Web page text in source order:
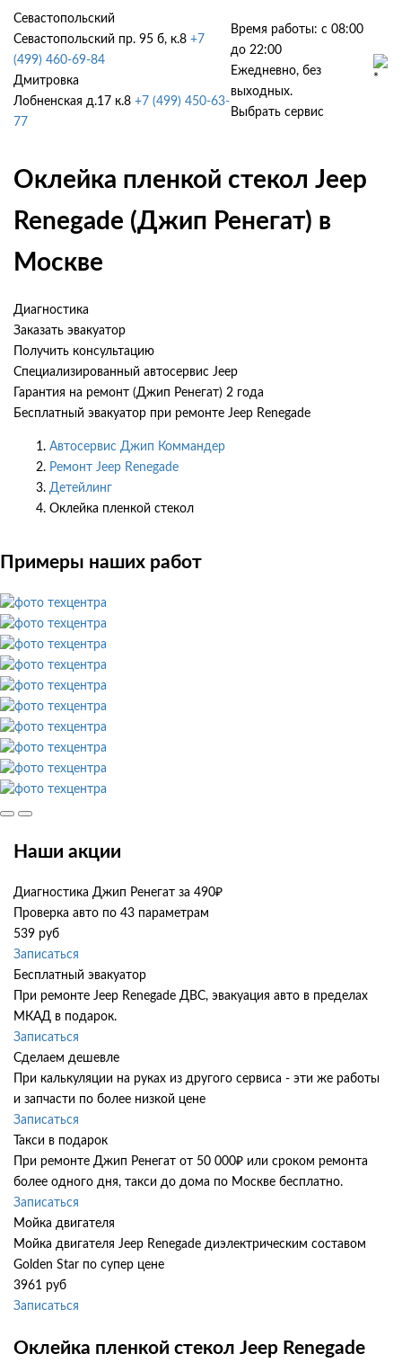
Севастопольский
Севастопольский пр. 95 б, к.8 +7
(499) 460-69-84
Дмитровка
Лобненская д.17 к.8 +7 (499) 450-63-
77
Время работы: с 08:00
до 22:00
Ежедневно, без
выходных.
Выбрать сервис
Оклейка пленкой стекол Jeep
Renegade (Джип Ренегат) в
Москве
Диагностика
Заказать эвакуатор
Получить консультацию
Специализированный автосервис Jeep
Гарантия на ремонт (Джип Ренегат) 2 года
Бесплатный эвакуатор при ремонте Jeep Renegade
Автосервис Джип Коммандер
Ремонт Jeep Renegade
Детейлинг
Оклейка пленкой стекол
Примеры наших работ
Наши акции
Диагностика Джип Ренегат за 490₽
Проверка авто по 43 параметрам
539 руб
Записаться
Бесплатный эвакуатор
При ремонте Jeep Renegade ДВС, эвакуация авто в пределах
МКАД в подарок.
Записаться
Сделаем дешевле
При калькуляции на руках из другого сервиса - эти же работы
и запчасти по более низкой цене
Записаться
Такси в подарок
При ремонте Джип Ренегат от 50 000₽ или сроком ремонта
более одного дня, такси до дома по Москве бесплатно.
Записаться
Мойка двигателя
Мойка двигателя Jeep Renegade диэлектрическим составом
Golden Star по супер цене
3961 руб
Записаться
Оклейка пленкой стекол Jeep Renegade